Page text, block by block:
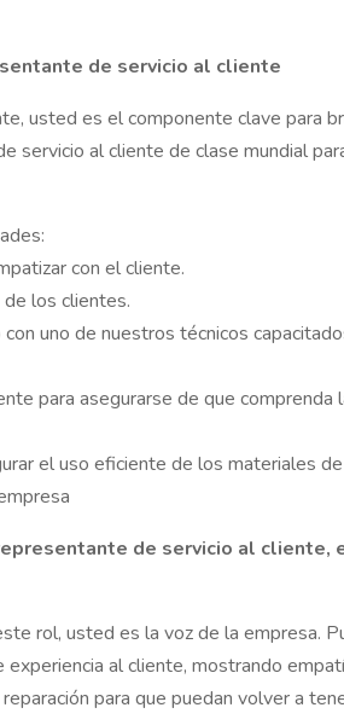
de servicio al cliente
usted es el componente clave para
servicio al cliente de clase mundial
con el cliente.
los clientes.
uno de nuestros técnicos
para asegurarse de que comprenda
el uso eficiente de los materiales
de servicio al cliente,
rol, usted es la voz de la empresa.
al cliente, mostrando
para que puedan volver a